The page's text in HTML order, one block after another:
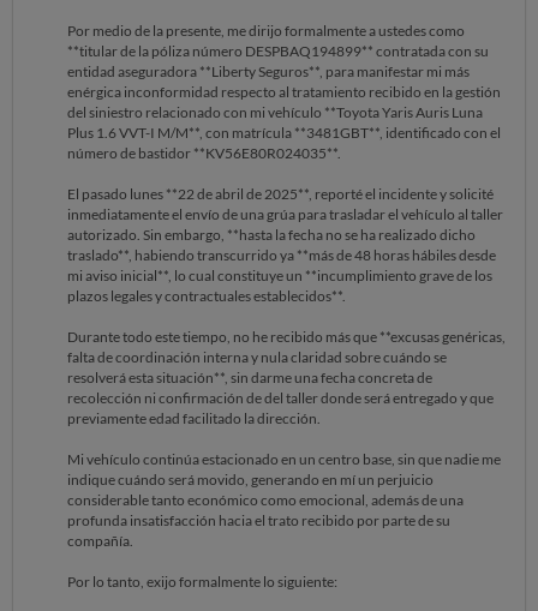
Por medio de la presente, me dirijo formalmente a ustedes como
**titular de la póliza número DESPBAQ194899** contratada con su
entidad aseguradora **Liberty Seguros**, para manifestar mi más
enérgica inconformidad respecto al tratamiento recibido en la gestión
del siniestro relacionado con mi vehículo **Toyota Yaris Auris Luna
Plus 1.6 VVT-I M/M**, con matrícula **3481GBT**, identificado con el
número de bastidor **KV56E80R024035**.
El pasado lunes **22 de abril de 2025**, reporté el incidente y solicité
inmediatamente el envío de una grúa para trasladar el vehículo al taller
autorizado. Sin embargo, **hasta la fecha no se ha realizado dicho
traslado**, habiendo transcurrido ya **más de 48 horas hábiles desde
mi aviso inicial**, lo cual constituye un **incumplimiento grave de los
plazos legales y contractuales establecidos**.
Durante todo este tiempo, no he recibido más que **excusas genéricas,
falta de coordinación interna y nula claridad sobre cuándo se
resolverá esta situación**, sin darme una fecha concreta de
recolección ni confirmación de del taller donde será entregado y que
previamente edad facilitado la dirección.
Mi vehículo continúa estacionado en un centro base, sin que nadie me
indique cuándo será movido, generando en mí un perjuicio
considerable tanto económico como emocional, además de una
profunda insatisfacción hacia el trato recibido por parte de su
compañía.
Por lo tanto, exijo formalmente lo siguiente: